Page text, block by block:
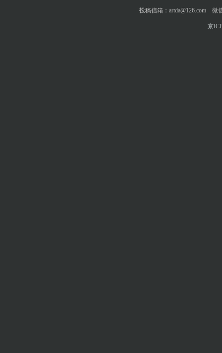
投稿信箱：artda@126.com 微
京